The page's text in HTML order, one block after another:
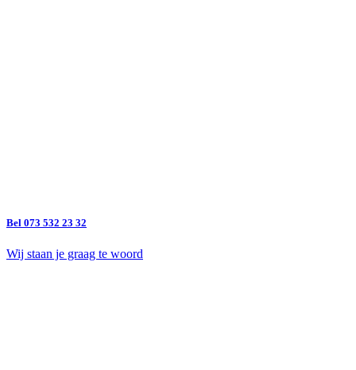
Bel 073 532 23 32
Wij staan je graag te woord